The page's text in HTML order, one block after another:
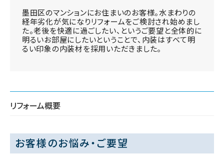
墨田区のマンションにお住まいのお客様。水まわりの
経年劣化が気になりリフォームをご検討され始めまし
た。老後を快適に過ごしたい、というご要望と全体的に
明るいお部屋にしたいということで、内装はすべて明
るい印象の内装材を採用いただきました。
リフォーム概要
お客様のお悩み・ご要望